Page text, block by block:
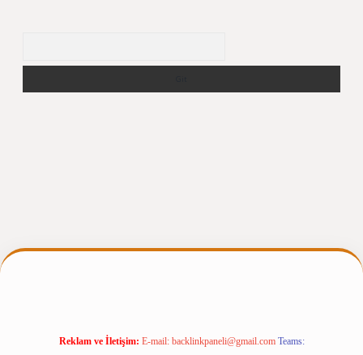
betexpergir.net
Reklam ve İletişim: E-mail: backlinkpaneli@gmail.com Teams: